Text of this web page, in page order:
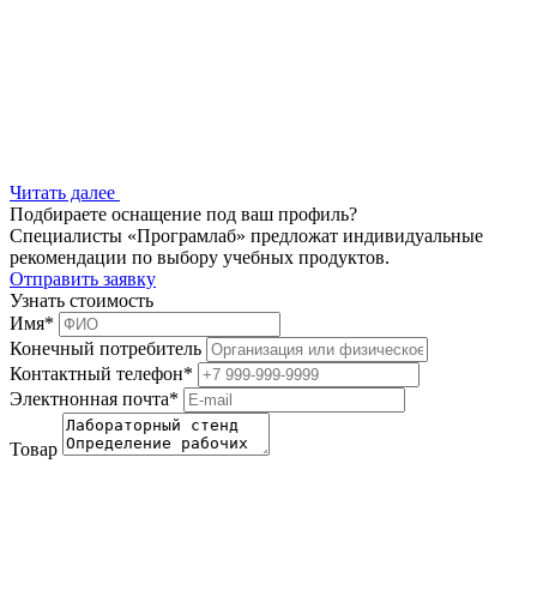
Читать далее
Подбираете оснащение под ваш профиль?
Специалисты «Програмлаб» предложат индивидуальные
рекомендации по выбору учебных продуктов.
Отправить заявку
Узнать стоимость
Имя*
Конечный потребитель
Контактный телефон*
Электнонная почта*
Товар